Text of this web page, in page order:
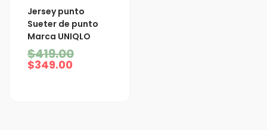
Jersey punto
Sueter de punto
Marca UNIQLO
$419.00
El
precio
original
era:
$349.00
El
precio
actual
es:
$349.00.